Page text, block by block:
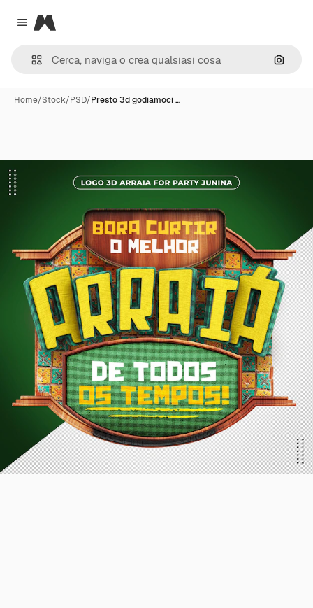
Close menu
Magnific
Cerca
Home/Stock/PSD/Presto 3d godiamoci …